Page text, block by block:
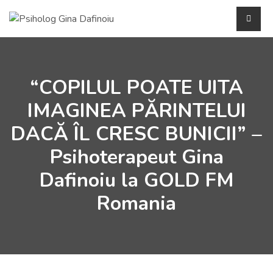
“COPILUL POATE UITA
IMAGINEA PĂRINTELUI
DACĂ ÎL CRESC BUNICII” –
Psihoterapeut Gina
Dafinoiu la GOLD FM
Romania